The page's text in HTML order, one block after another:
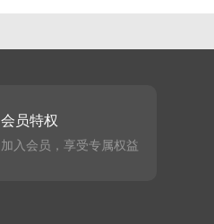
会员特权
加入会员，享受专属权益